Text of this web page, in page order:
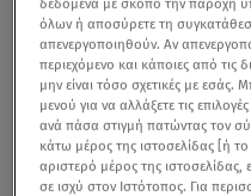
όλων ή αποσύρετε τη
απενεργοποιηθούν. Αν
περιεχόμενο και κάποιες από τις
μην είναι τόσο σχετικές με εσάς.
μενού για να αλλάξετε τις
ανά πάσα στιγμή πατώντας τον
κάτω μέρος της ιστοσελίδας [ή
αριστερό μέρος της ιστοσελίδας,
σε ισχύ στον Ιστότοπος. Για